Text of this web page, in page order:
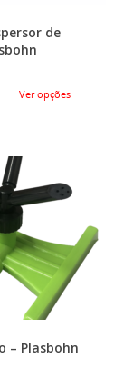
de
Ver opções
– Plasbohn